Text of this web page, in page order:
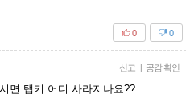
0
0
신고 | 공감 확인
면 탭키 어디 사라지나요??